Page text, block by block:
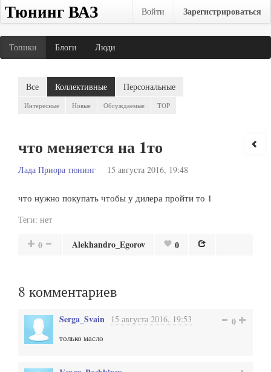
Тюнинг ВАЗ Войти Зарегистрироваться
Топики Блоги Люди
Все Коллективные Персональные
Интересные Новые Обсуждаемые TOP
что меняется на 1то
Лада Приора тюнинг 15 августа 2016, 19:48
что нужно покупать чтобы у дилера пройти то 1
Теги: нет
0 Alekhandro_Egorov 0
8 комментариев
Serga_Svain 15 августа 2016, 19:53 0
только масло